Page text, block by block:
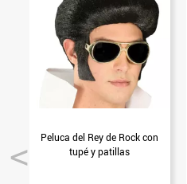
Peluca del Rey de Rock con
tupé y patillas